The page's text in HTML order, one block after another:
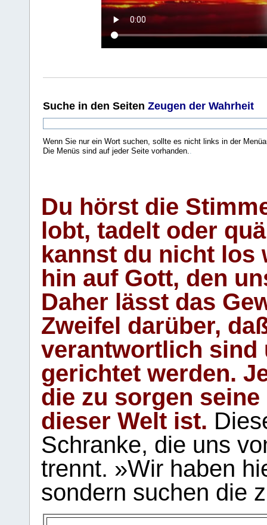
Suche in den Seiten Zeugen der Wahrheit
Wenn Sie nur ein Wort suchen, sollte es nicht links in der
Die Menüs sind auf jeder Seite vorhanden..
Du hörst die
lobt, tadelt oder
kannst du nicht los
hin auf Gott, den
Daher lässt das
Zweifel darüber,
verantwortlich sind
gerichtet werden.
die zu sorgen
dieser Welt ist.
Schranke, die uns
trennt. »Wir haben
sondern suchen die